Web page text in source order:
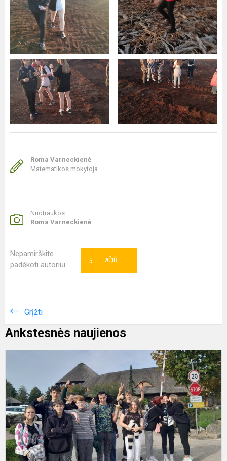
Roma Varneckienė
Matematikos mokytoja
Nuotraukos:
Roma Varneckienė
Nepamirškite
padėkoti autoriui
AČIŪ
5
Grįžti
Ankstesnės naujienos